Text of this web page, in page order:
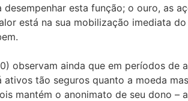
esta função; o ouro, as
está na sua mobilização imediata
observam ainda que em períodos
ativos tão seguros quanto a moeda
mantém o anonimato de seu dono